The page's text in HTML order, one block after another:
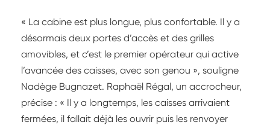
« La cabine est plus longue, plus confortable. Il y a
désormais deux portes d’accès et des grilles
amovibles, et c’est le premier opérateur qui active
l’avancée des caisses, avec son genou », souligne
Nadège Bugnazet. Raphaël Régal, un accrocheur,
précise : « Il y a longtemps, les caisses arrivaient
fermées, il fallait déjà les ouvrir puis les renvoyer